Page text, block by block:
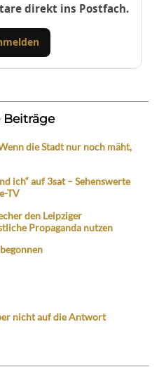
direkt ins Postfach.
die Stadt nur noch mäht,
ich“ auf 3sat – Sehenswerte
TV
den Leipziger
Propaganda nutzen
nicht auf die Antwort